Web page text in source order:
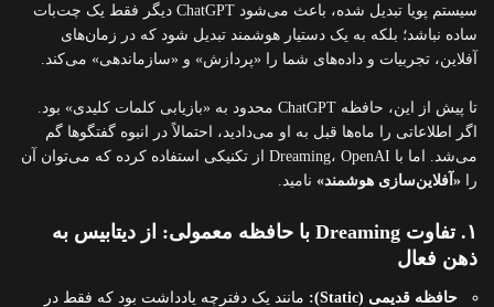
سیستم پویا تبدیل شده، باعث می‌شود ChatGPT دیگر فقط یک چت‌بات
ساده نباشد؛ بلکه به یک دستیار هوشمند تبدیل شود که در زمان‌های
آفلاین، تجربیات و داده‌های شما را «پردازش» و «سازماندهی» می‌کند.
تا پیش از این، حافظه ChatGPT محدود به «بازیابی کلمات کلیدی» بود.
اگر اطلاعاتی را ماه‌ها قبل به او می‌دادید، احتمالاً در انبوه گفتگوها گم
می‌شد. اما با Dreaming، OpenAI از تکنیکی استفاده کرده که می‌توان آن
را «آفلاین‌سازی هوشمند» نامید.
۱. تفاوت Dreaming با حافظه معمولی: از دیتابیس به
ذهن فعال
حافظه قدیمی (Static):
مانند یک دفترچه یادداشت بود که فقط در